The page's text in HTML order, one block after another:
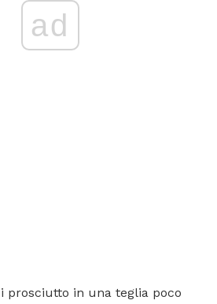
ad
prosciutto in una teglia poco